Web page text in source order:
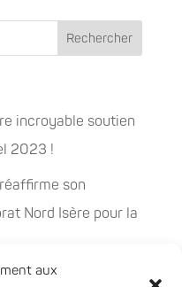
aux
incroyable soutien
2023 !
son
Nord Isère pour la
et participe à